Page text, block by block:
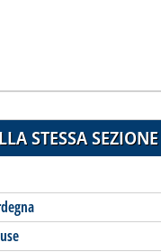
STESSA SEZIONE